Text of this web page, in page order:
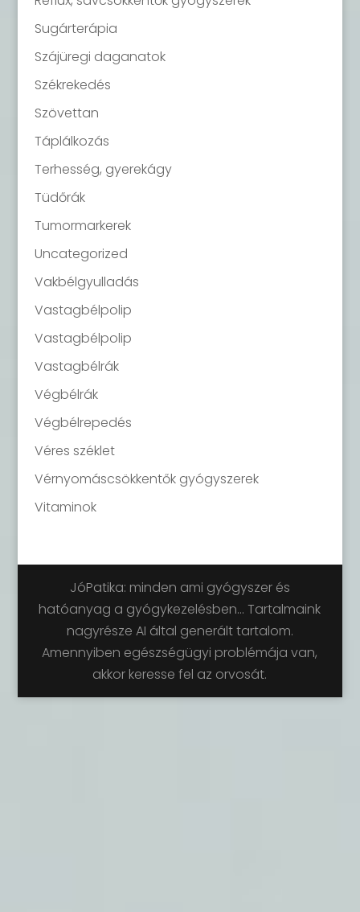
Sugárterápia
Szájüregi daganatok
Székrekedés
Szövettan
Táplálkozás
Terhesség, gyerekágy
Tüdőrák
Tumormarkerek
Uncategorized
Vakbélgyulladás
Vastagbélpolip
Vastagbélpolip
Vastagbélrák
Végbélrák
Végbélrepedés
Véres széklet
Vérnyomáscsökkentők gyógyszerek
Vitaminok
JóPatika: minden ami gyógyszer és
hatóanyag a gyógykezelésben... Tartalmaink
nagyrésze AI által generált tartalom.
Amennyiben egészségügyi problémája van,
akkor keresse fel az orvosát.